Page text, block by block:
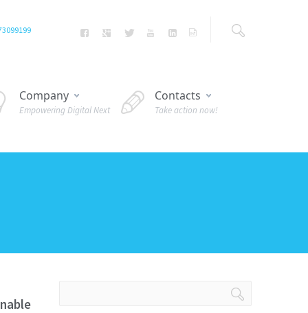
Company
Empowering Digital Next
Contacts
Take action now!